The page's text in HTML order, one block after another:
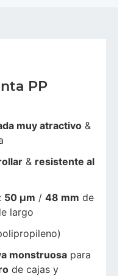
PP
muy atractivo &
& resistente al
50 µm / 48 mm de
largo
monstruosa para
de cajas y